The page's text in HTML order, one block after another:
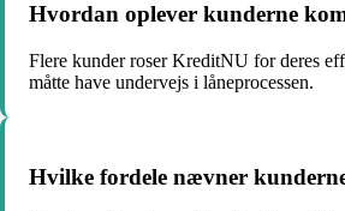
Hvordan oplever kunderne
Flere kunder roser KreditNU for deres
måtte have undervejs i låneprocessen.
Hvilke fordele nævner